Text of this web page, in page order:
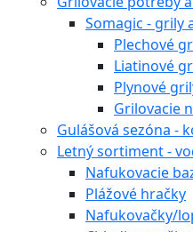
Somagic - grily
Plechové
Liatinové
Plynové
Grilovacie
Gulášová sezóna -
Letný sortiment -
Nafukovacie
Plážové hračky
Nafukovačky/